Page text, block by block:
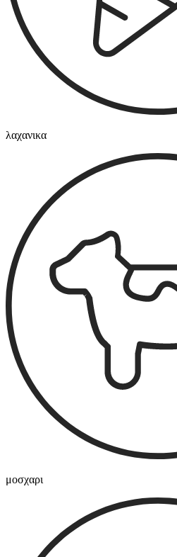
λαχανικα
μοσχαρι